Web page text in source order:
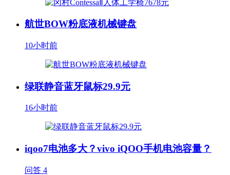
航世BOW粉底液机械键盘
10小时前
绿联静音蓝牙鼠标29.9元
16小时前
iqoo7电池多大？vivo iQOO手机电池容量？
问答 4